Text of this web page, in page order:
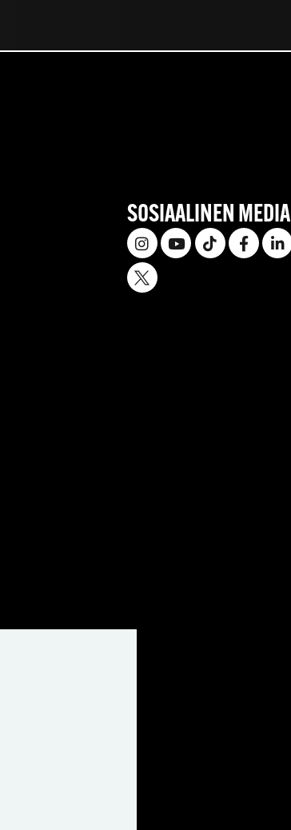
SOSIAALINEN MEDIA